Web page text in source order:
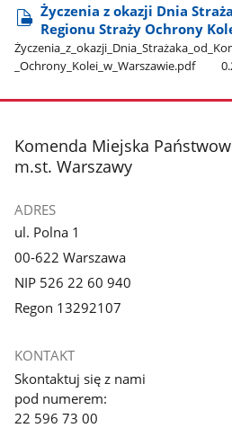
Życzenia z okazji Dnia
Regionu Straży Ochrony
_Ochrony​_Kolei​_w​_Warszawie.pdf
stopka
Komenda Miejska
m.st. Warszawy
ADRES
ul. Polna 1
00-622 Warszawa
NIP 526 22 60 940
Regon 13292107
KONTAKT
Skontaktuj się z nami
pod numerem:
22 596 73 00